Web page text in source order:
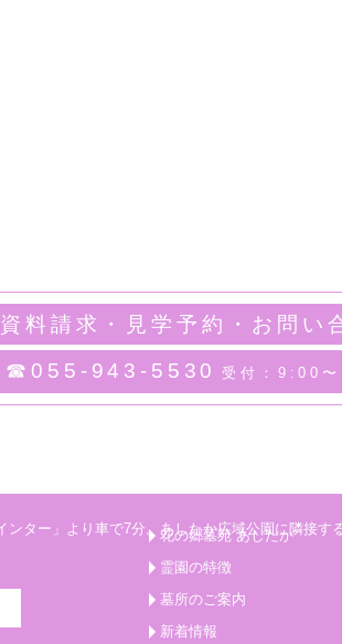
資料請求・見学予約・お問い
☎055-943-5530
受付：9:00
花の郷墓苑 あしたか
霊園の特徴
墓所のご案内
新着情報